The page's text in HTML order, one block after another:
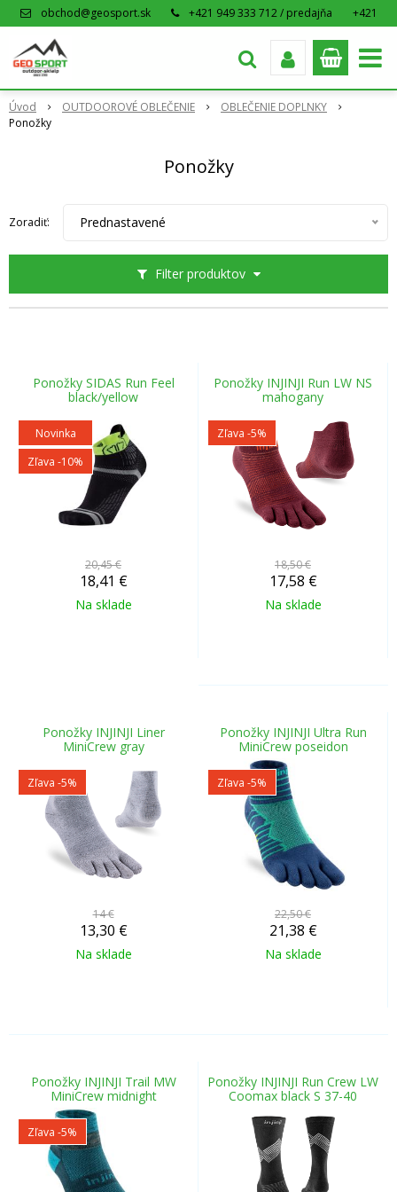
obchod@geosport.sk +421 949 333 712 / predajňa
+421
Úvod OUTDOOROVÉ OBLEČENIE
OBLEČENIE DOPLNKY
Ponožky
Ponožky
Filter produktov
Zoradiť: Prednastavené
Ponožky SIDAS Run Feel
black/yellow
Novinka
Zľava -10%
20,45 €
18,41 €
Na sklade
Ponožky INJINJI Run LW NS
mahogany
Zľava -5%
18,50 €
17,58 €
Na sklade
Ponožky INJINJI Liner
MiniCrew gray
Zľava -5%
14 €
13,30 €
Na sklade
Ponožky INJINJI Ultra Run
MiniCrew poseidon
Zľava -5%
22,50 €
21,38 €
Na sklade
Ponožky INJINJI Trail MW
MiniCrew midnight
Zľava -5%
Ponožky INJINJI Run Crew LW
Coomax black S 37-40